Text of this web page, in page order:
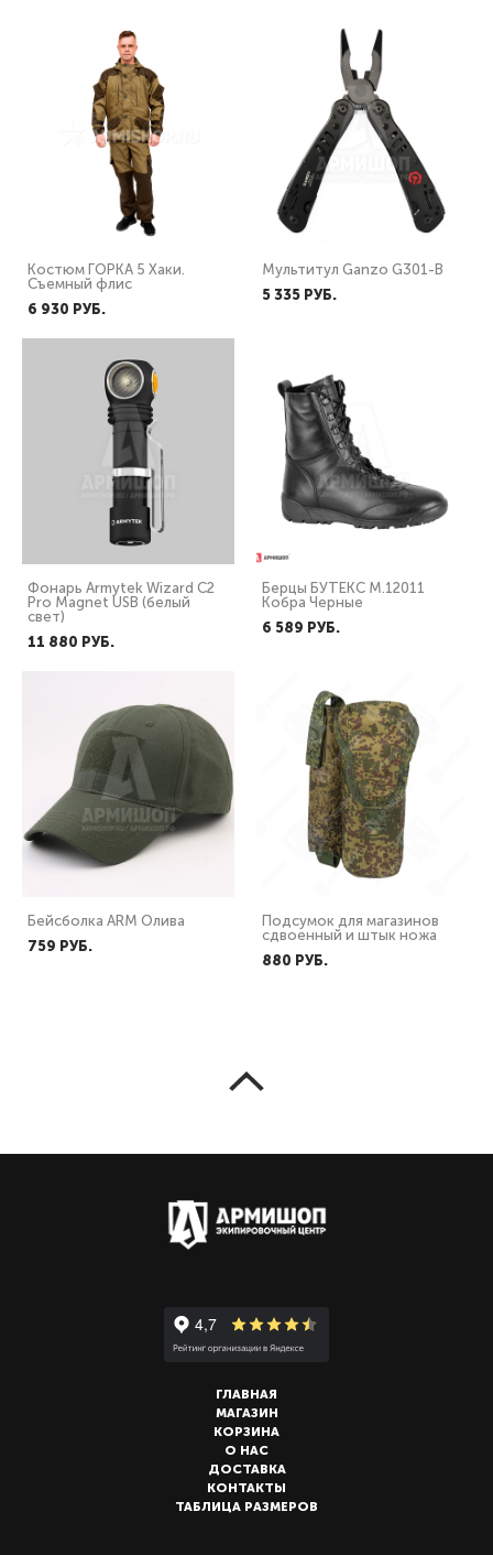
Костюм ГОРКА 5 Хаки.
Съемный флис
6 930 PУБ.
Мультитул Ganzo G301-B
5 335 PУБ.
Фонарь Armytek Wizard C2
Pro Magnet USB (белый
свет)
11 880 PУБ.
Берцы БУТЕКС М.12011
Кобра Черные
6 589 PУБ.
Бейсболка ARM Олива
759 PУБ.
Подсумок для магазинов
сдвоенный и штык ножа
880 PУБ.
ГЛАВНАЯ
МАГАЗИН
КОРЗИНА
О НАС
ДОСТАВКА
КОНТАКТЫ
ТАБЛИЦА РАЗМЕРОВ